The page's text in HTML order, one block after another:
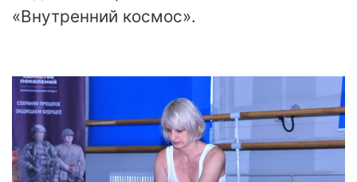
«Внутренний космос».